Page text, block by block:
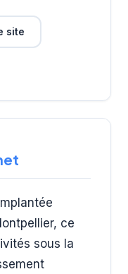
site
ce
sous la